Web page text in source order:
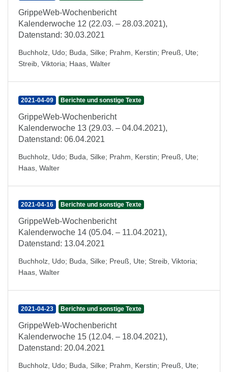
GrippeWeb-Wochenbericht
Kalenderwoche 12 (22.03. – 28.03.2021),
Datenstand: 30.03.2021
Buchholz, Udo; Buda, Silke; Prahm, Kerstin; Preuß, Ute;
Streib, Viktoria; Haas, Walter
2021-04-09 Berichte und sonstige Texte
GrippeWeb-Wochenbericht
Kalenderwoche 13 (29.03. – 04.04.2021),
Datenstand: 06.04.2021
Buchholz, Udo; Buda, Silke; Prahm, Kerstin; Preuß, Ute;
Haas, Walter
2021-04-16 Berichte und sonstige Texte
GrippeWeb-Wochenbericht
Kalenderwoche 14 (05.04. – 11.04.2021),
Datenstand: 13.04.2021
Buchholz, Udo; Buda, Silke; Preuß, Ute; Streib, Viktoria;
Haas, Walter
2021-04-23 Berichte und sonstige Texte
GrippeWeb-Wochenbericht
Kalenderwoche 15 (12.04. – 18.04.2021),
Datenstand: 20.04.2021
Buchholz, Udo; Buda, Silke; Prahm, Kerstin; Preuß, Ute;